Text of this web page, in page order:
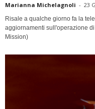
Marianna Michelagnoli - 23
Risale a qualche giorno fa la
aggiornamenti sull'operazione
Mission)